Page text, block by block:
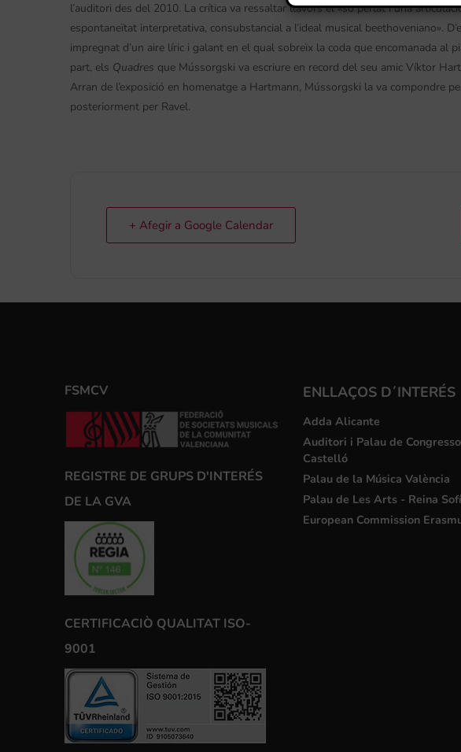
l’auditori des del 2010. La crítica va ressaltar llavors el «so perlat i una
espontaneïtat interpretativa, consubstancial a l’ideal musical beethoveniano».
impregnat d’un aire líric i galant en el qual sobreïx la coda que encomanada al
part, els Quadres que Mússorgski va escriure en record del seu amic Víktor
Arran de l’exposició en homenatge a Hartmann, Mússorgski la va compondre
posteriorment per Ravel.
+ Afegir a Google Calendar
FSMCV
REGISTRE DE GRUPS D'INTERÉS
DE LA GVA
CERTIFICACIÒ QUALITAT ISO-
9001
ENLLAÇOS D´INTERÉS
Adda Alicante
Auditori i Palau de
Castelló
Palau de la Música València
Palau de Les Arts - Reina
European Commission